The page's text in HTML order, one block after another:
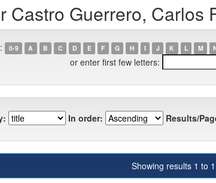
Castro Guerrero, Carlos
0-9 A B C D E F G H I J K L M
or enter first few letters:
In order: Results/
Showing results 1 to